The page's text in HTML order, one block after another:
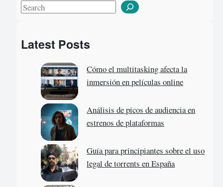
S
r
Latest Posts
Cómo el multitasking afecta la
inmersión en películas online
Análisis de picos de audiencia en
estrenos de plataformas
Guía para principiantes sobre el uso
legal de torrents en España